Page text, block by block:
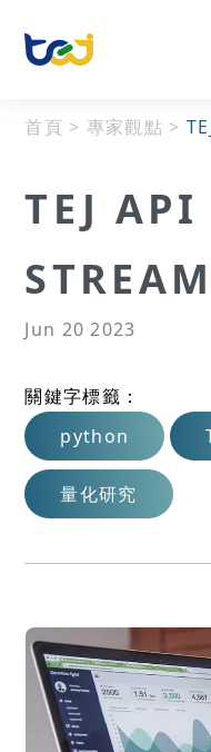
首頁 > 專家觀點 >
TEJ API
Jun 20 2023
關鍵字標籤：
python
量化研究